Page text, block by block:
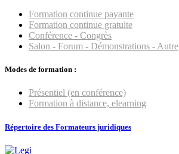
Formation continue payante
Formation continue gratuite
Conférence - Congrès
Salon - Forum - Démonstrations - Autre
Modes de formation :
Présentiel (en conférence)
Formation à distance, elearning
Répertoire des Formateurs juridiques